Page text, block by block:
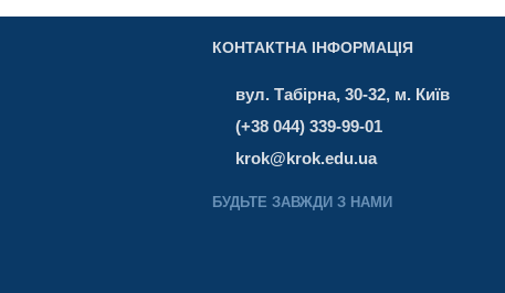
КОНТАКТНА ІНФОРМАЦІЯ
вул. Табірна, 30-32, м. Київ
(+38 044) 339-99-01
krok@krok.edu.ua
БУДЬТЕ ЗАВЖДИ З НАМИ